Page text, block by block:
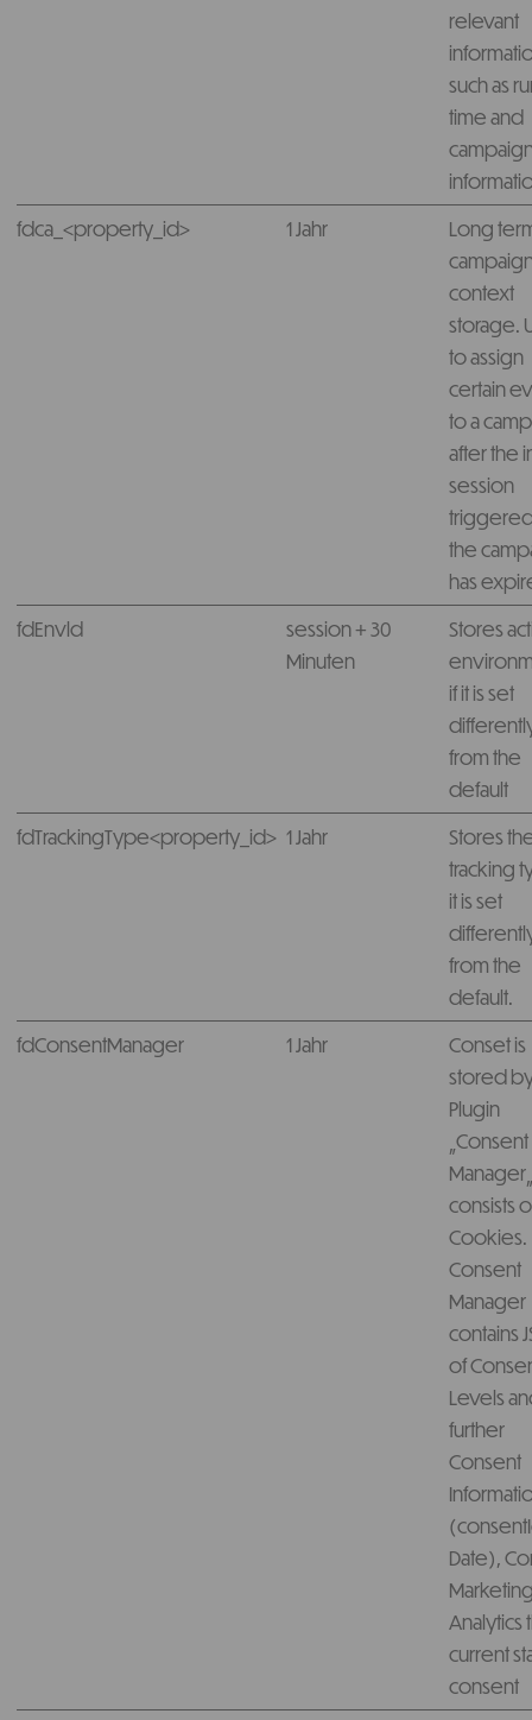
relevant
such as
time and
fdca_<property_id>
1 Jahr
Long
context
storage.
to assign
certain
to a
after the
session
the
has
fdEnvld
session + 30
Minuten
Stores
if it is set
from the
default
fdTrackingType<property_id> 1 Jahr
Stores
tracking
it is set
from the
default.
fdConsentManager
1 Jahr
Conset is
stored
Plugin
„Consent
consists
Cookies.
Consent
Manager
contains
of
Levels
further
Consent
Date),
Analytics
current
consent